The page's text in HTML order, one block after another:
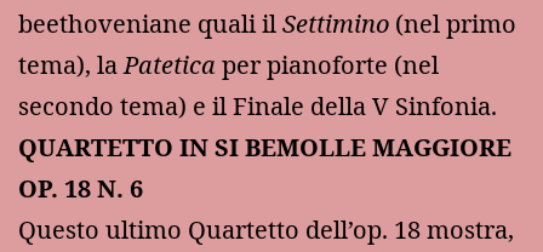
beethoveniane quali ilSettimino (nel primo
tema), laPateticaper pianoforte (nel
secondo tema) e il Finale della V Sinfonia.
QUARTETTO IN SI BEMOLLE MAGGIORE
OP. 18 N. 6
Questo ultimo Quartetto dell’op. 18 mostra,